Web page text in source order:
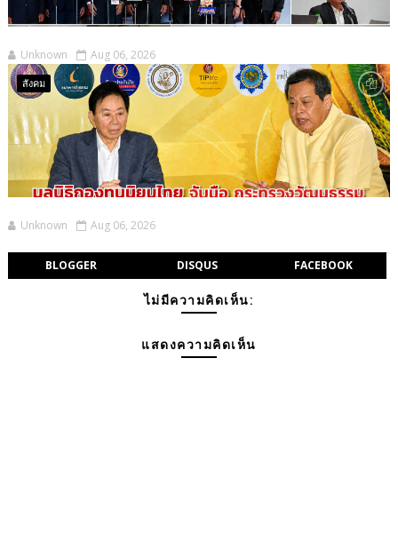
Unknown Aug 06, 2026
สังคม
Unknown Aug 06, 2026
BLOGGER DISQUS FACEBOOK
ไม่มีความคิดเห็น:
แสดงความคิดเห็น